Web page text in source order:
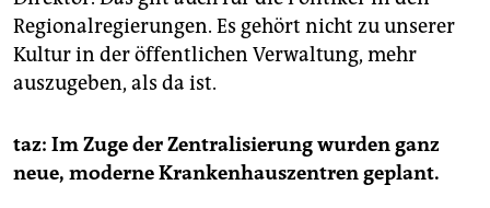
Regionalregierungen. Es gehört nicht zu unserer
Kultur in der öffentlichen Verwaltung, mehr
auszugeben, als da ist.
taz: Im Zuge der Zentralisierung wurden ganz
neue, moderne Krankenhauszentren geplant.